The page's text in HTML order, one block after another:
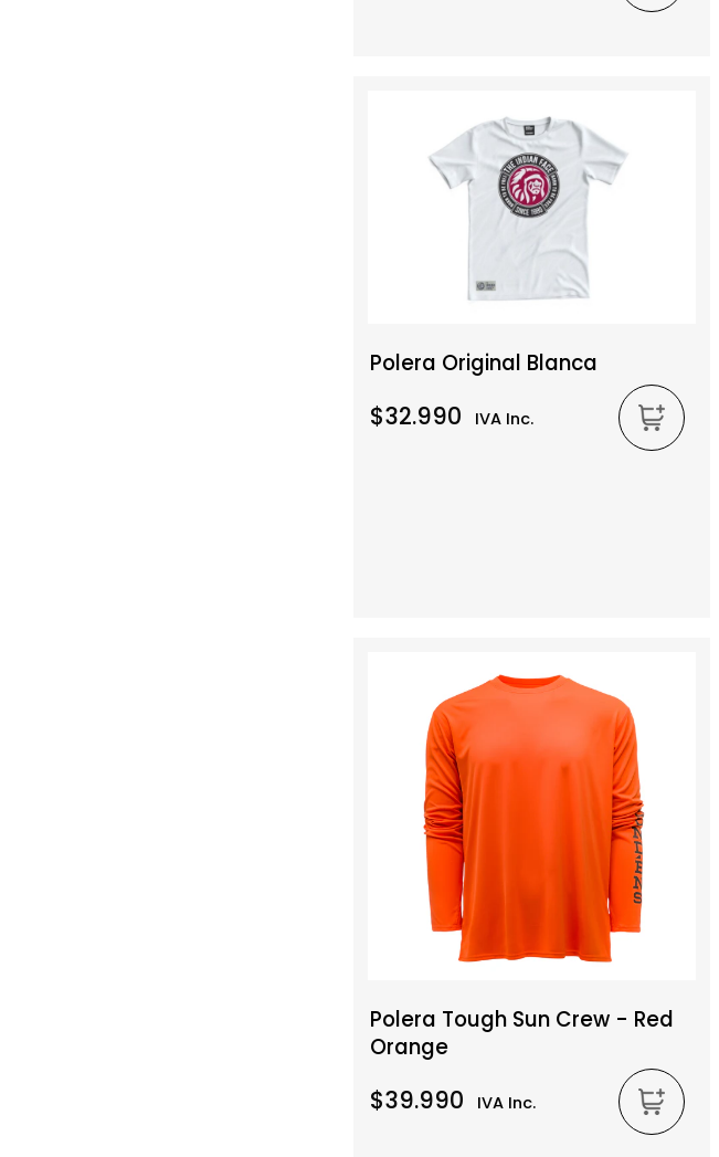
Polera Original Blanca
$32.990 IVA Inc.
Polera Tough Sun Crew - Red
Orange
$39.990 IVA Inc.